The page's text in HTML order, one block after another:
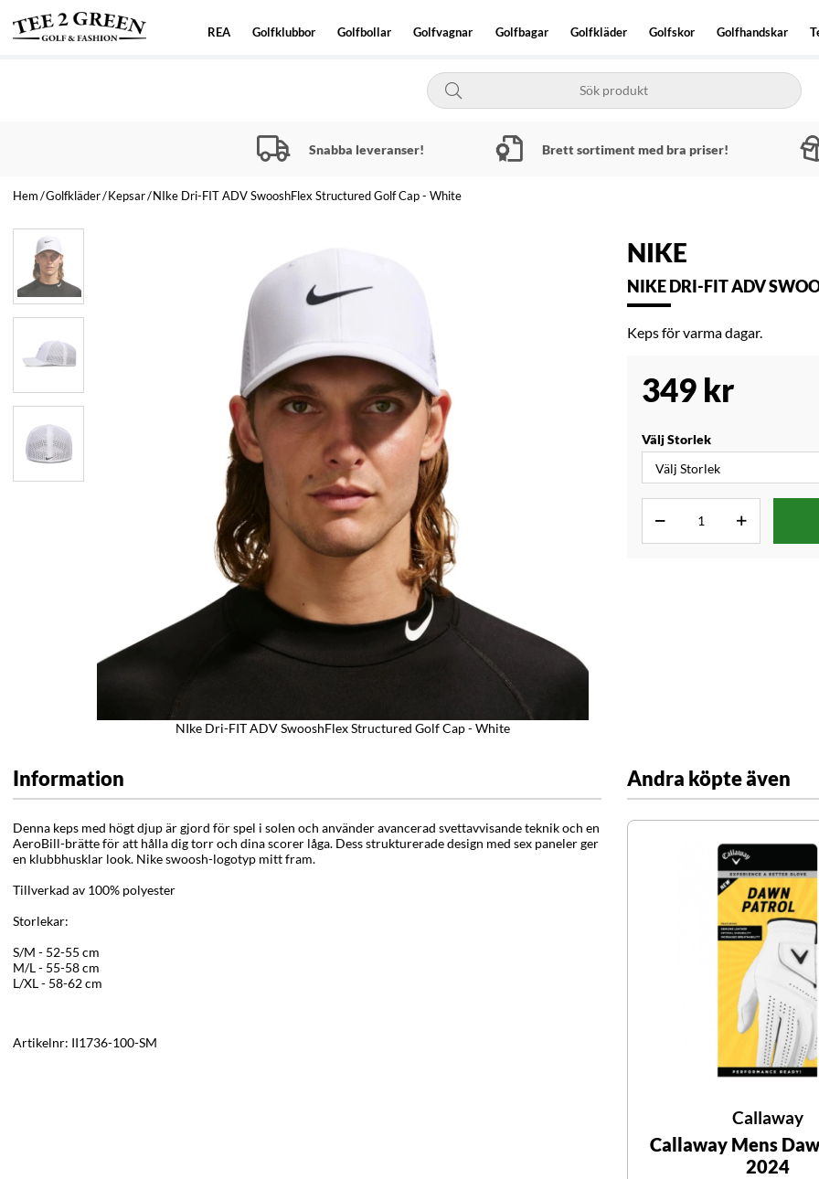
REA Golfklubbor Golfbollar Golfvagnar Golfbagar Golfkläder Golfskor Golfhandskar
Snabba leveranser! Brett sortiment med bra priser!
Hem Golfkläder Kepsar NIke Dri-FIT ADV SwooshFlex Structured Golf Cap - White
NIke Dri-FIT ADV SwooshFlex Structured Golf Cap - White
NIKE
NIKE DRI-FIT ADV
Keps för varma dagar.
349 kr
Välj Storlek
Information
Denna keps med högt djup är gjord för spel i solen och använder avancerad svettavvisande teknik och en
AeroBill-brätte för att hålla dig torr och dina scorer låga. Dess strukturerade design med sex paneler ger
en klubbhusklar look. Nike swoosh-logotyp mitt fram.
Tillverkad av 100% polyester
Storlekar:
S/M - 52-55 cm
M/L - 55-58 cm
L/XL - 58-62 cm
Artikelnr: II1736-100-SM
Andra köpte även
Callaway
Callaway Mens
2024